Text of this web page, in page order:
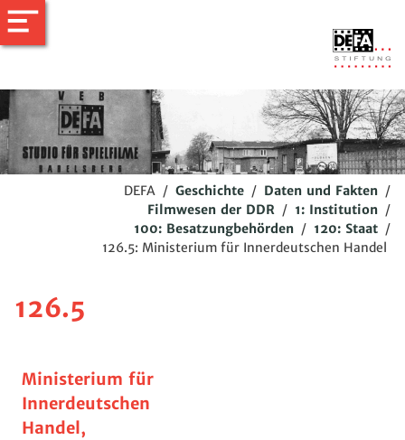
DEFA / Geschichte / Daten und Fakten /
Filmwesen der DDR / 1: Institution /
100: Besatzungbehörden / 120: Staat /
126.5: Ministerium für Innerdeutschen Handel
126.5
Ministerium für
Innerdeutschen
Handel,